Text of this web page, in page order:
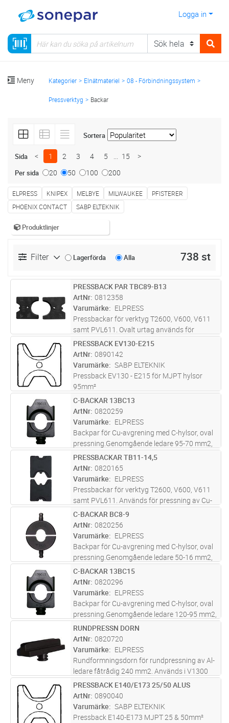
Logga in
Meny Kategorier Elnätmateriel 08 - Förbindningssystem
Pressverktyg Backar
Sortera
Sida < 1 2 3 4 5 ... 15 >
Per sida 20 50 100 200
ELPRESS KNIPEX MELBYE MILWAUKEE
PFISTERER
PHOENIX CONTACT
SABP ELTEKNIK
Produktlinjer
Filter Lagerförda Alla 738 st
PR Lägg i kundvagn
PRESSBACK PAR TBC89-B13
ArtNr 0812358
Varumärke
ELPRESS
Pressbackar för verktyg T2600, V600, V611
samt PVL611. Ovalt urtag används för
pressning av Cu-avgreningar med C-hylsor,
oval pressning. Det andra urtaget används för
pressning av Cu-förbindningar, s
PR Lägg i kundvagn
PRESSBACK EV130-E215
ArtNr 0890142
Varumärke
SABP ELTEKNIK
Pressback EV130 - E215 för MJPT hylsor
95mm²
PR Lägg i kundvagn
C-BACKAR 13BC13
ArtNr 0820259
Varumärke
ELPRESS
Backpar för Cu-avgrening med C-hylsor, oval
pressning.Genomgående ledare 95-70 mm2,
avgrening 95-25 mm2Inga backhållare
behövs. Används i V1300 systemet.
PR Lägg i kundvagn
PRESSBACKAR TB11-14,5
ArtNr 0820165
Varumärke
ELPRESS
Pressbackar för verktyg T2600, V600, V611
samt PVL611. Används för pressning av Cu-
förbindningar, sexkantpressning.
PR Lägg i kundvagn
C-BACKAR BC8-9
ArtNr 0820256
Varumärke
ELPRESS
Backpar för Cu-avgrening med C-hylsor, oval
pressning.Genomgående ledare 50-16 mm2,
avgrening 50-16 mm2Backhållare behövs.
PR Lägg i kundvagn
C-BACKAR 13BC15
ArtNr 0820296
Varumärke
ELPRESS
Backpar för Cu-avgrening med C-hylsor, oval
pressning.Genomgående ledare 120-95 mm2,
avgrening 120-25 mm2Inga backhållare
behövs. Används i V1300 systemet
ST Lägg i kundvagn
RUNDPRESSN DORN
ArtNr 0820720
Varumärke
ELPRESS
Rundformningsdorn för rundpressning av Al-
ledare fåtrådig 240 mm2. Används i V1300
systemet. 2 pressningar.
PR Lägg i kundvagn
PRESSBACK E140/E173 25/50 ALUS
ArtNr 0890040
Varumärke
SABP ELTEKNIK
Pressback E140-E173 MJPT 25 & 50mm²